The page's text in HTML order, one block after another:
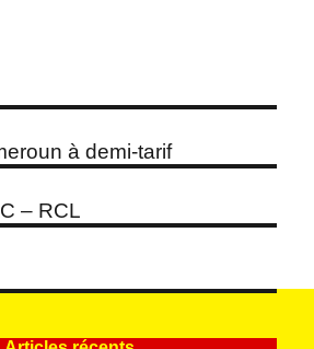
à demi-tarif
– RCL